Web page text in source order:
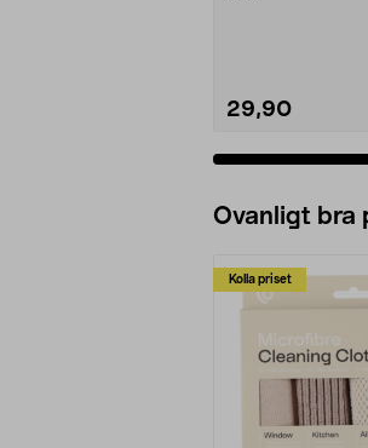
29,90
Ovanligt bra
Kolla priset